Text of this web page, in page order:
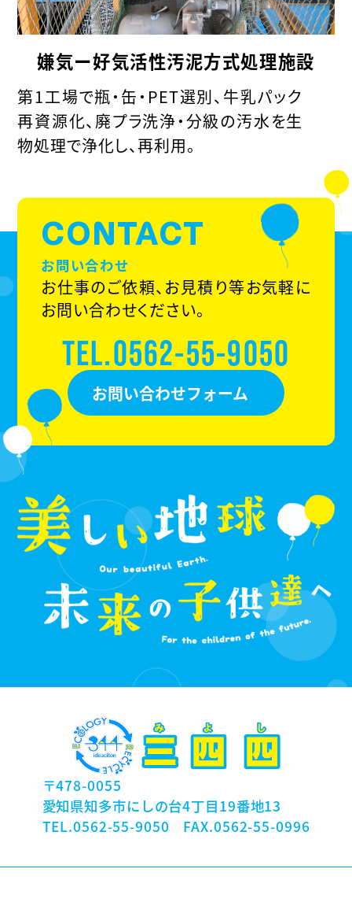
嫌気ー好気活性汚泥方式処理施設
第1工場で瓶・缶・PET選別、牛乳パック
再資源化、廃プラ洗浄・分級の汚水を生
物処理で浄化し、再利用。
CONTACT
お問い合わせ
お仕事のご依頼、お見積り等お気軽に
お問い合わせください。
TEL.0562-55-9050
お問い合わせフォーム
〒478-0055
愛知県知多市にしの台4丁目19番地13
TEL.0562-55-9050 FAX.0562-55-0996